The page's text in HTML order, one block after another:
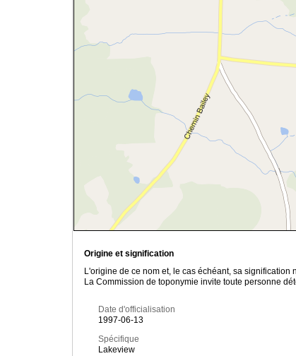
Origine et signification
L'origine de ce nom et, le cas échéant, sa signification
La Commission de toponymie invite toute personne
Date d'officialisation
1997-06-13
Spécifique
Lakeview